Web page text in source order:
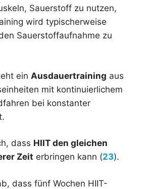
Sauerstoff zu nutzen,
wird typischerweise
Sauerstoffaufnahme zu
ein Ausdauertraining aus
mit kontinuierlichem
bei konstanter
dass HIIT den gleichen
Zeit erbringen kann (23).
dass fünf Wochen HIIT-